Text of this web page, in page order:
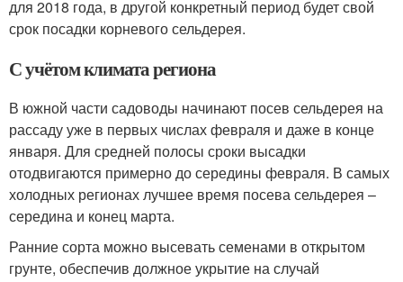
для 2018 года, в другой конкретный период будет свой
срок посадки корневого сельдерея.
С учётом климата региона
В южной части садоводы начинают посев сельдерея на
рассаду уже в первых числах февраля и даже в конце
января. Для средней полосы сроки высадки
отодвигаются примерно до середины февраля. В самых
холодных регионах лучшее время посева сельдерея –
середина и конец марта.
Ранние сорта можно высевать семенами в открытом
грунте, обеспечив должное укрытие на случай